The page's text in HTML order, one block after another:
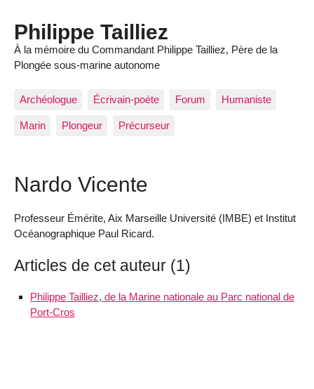
Philippe Tailliez
À la mémoire du Commandant Philippe Tailliez, Père de la
Plongée sous-marine autonome
Archéologue Écrivain-poète Forum Humaniste
Marin Plongeur Précurseur
Nardo Vicente
Professeur Émérite, Aix Marseille Université (IMBE) et Institut
Océanographique Paul Ricard.
Articles de cet auteur (1)
Philippe Tailliez, de la Marine nationale au Parc national de
Port-Cros